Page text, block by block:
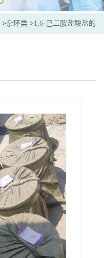
>杂环类 >1,6-己二胺盐酸盐的